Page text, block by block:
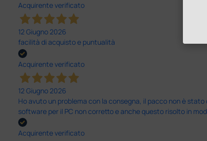
Acquirente verificato
12 Giugno 2026
facilità di acquisto e puntualità
Acquirente verificato
12 Giugno 2026
Ho avuto un problema con la consegna, il pacco non è
software per il PC non corretto e anche questo risolto in
Acquirente verificato